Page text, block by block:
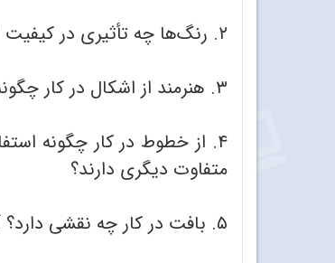
۲. رنگ‌ها چه تأثیری در کیفیت اثر دارند؟
۳. هنرمند از اشکال در کار چگونه استفاده کرده است؟
۴. از خطوط در کار چگونه
متفاوت دیگری دارند؟
۵. بافت در کار چه نقشی دارد؟ آیا هنرمند از توهم بافت استفاده کرده است؟